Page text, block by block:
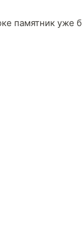
памятник уже